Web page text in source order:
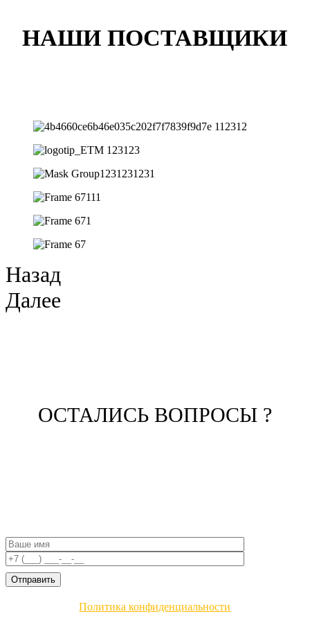
НАШИ ПОСТАВЩИКИ
Назад
Далее
ОСТАЛИСЬ ВОПРОСЫ ?
Политика конфиденциальности